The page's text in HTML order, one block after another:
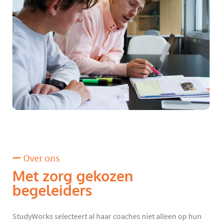
Over ons
Met zorg gekozen
begeleiders
StudyWorks selecteert al haar coaches niet alleen op hun